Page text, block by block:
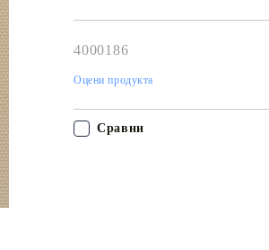
4000186
Оцени продукта
Сравни